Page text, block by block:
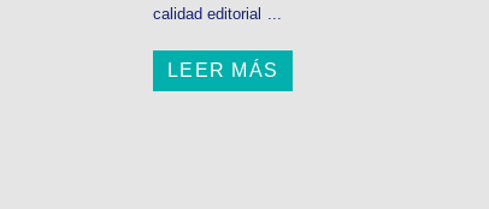
calidad editorial ...
LEER MÁS